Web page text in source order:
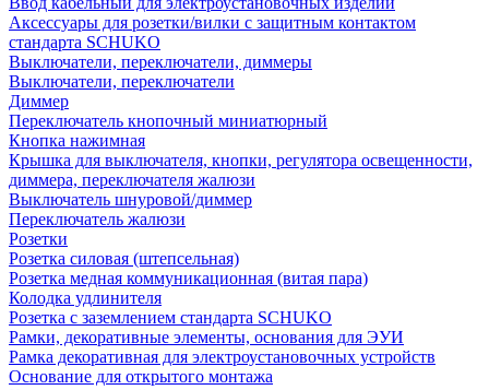
Аксессуары для розетки/вилки с защитным контактом
стандарта SCHUKO
Выключатели, переключатели, диммеры
Выключатели, переключатели
Диммер
Переключатель кнопочный миниатюрный
Кнопка нажимная
Крышка для выключателя, кнопки, регулятора освещенности,
диммера, переключателя жалюзи
Выключатель шнуровой/диммер
Переключатель жалюзи
Розетки
Розетка силовая (штепсельная)
Розетка медная коммуникационная (витая пара)
Колодка удлинителя
Розетка с заземлением стандарта SCHUKO
Рамки, декоративные элементы, основания для ЭУИ
Рамка декоративная для электроустановочных устройств
Основание для открытого монтажа